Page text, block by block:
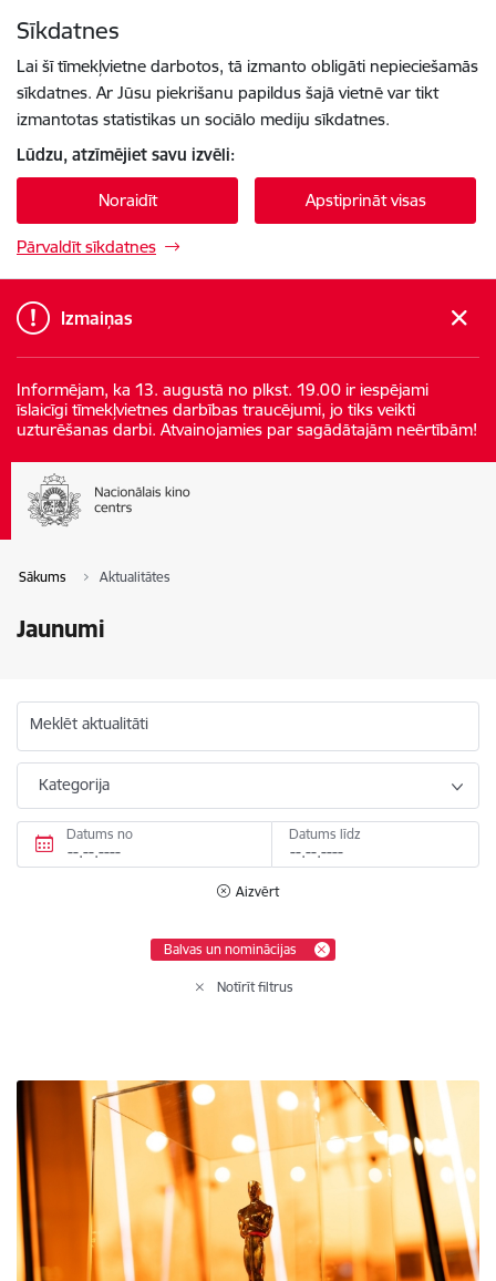
Sīkdatnes
Lai šī tīmekļvietne darbotos, tā izmanto obligāti nepieciešamās
sīkdatnes. Ar Jūsu piekrišanu papildus šajā vietnē var tikt
izmantotas statistikas un sociālo mediju sīkdatnes.
Lūdzu, atzīmējiet savu izvēli:
Noraidīt Apstiprināt visas
Pārvaldīt sīkdatnes
Izmaiņas
Informējam, ka 13. augustā no plkst. 19.00 ir iespējami
īslaicīgi tīmekļvietnes darbības traucējumi, jo tiks veikti
uzturēšanas darbi. Atvainojamies par sagādātajām neērtībām!
Sākums Aktualitātes
Jaunumi
Meklēt aktualitāti
Kategorija
Datums no Datums līdz
Aizvērt
Balvas un nominācijas
Notīrīt filtrus